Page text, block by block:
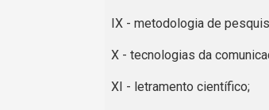
IX - metodologia de
X - tecnologias da
XI - letramento científico;